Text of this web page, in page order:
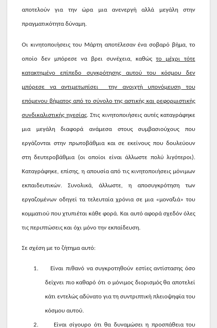
αποτελούν για την ώρα μια ανενεργή αλλά μεγάλη στην
πραγματικότητα δύναμη.
Οι κινητοποιήσεις του Μάρτη αποτέλεσαν ένα σοβαρό βήμα, το
οποίο δεν μπόρεσε να βρει συνέχεια, καθώςτο μέχρι τότε
κατακτημένο επίπεδο συγκρότησης αυτού του κόσμου δεν
μπόρεσε να αντιμετωπίσει την ανοιχτή υπονόμευση του
επόμενου βήματος από το σύνολο της αστικής και ρεφορμιστικής
συνδικαλιστικής ηγεσίας. Στις κινητοποιήσεις αυτές καταγράφηκε
μια μεγάλη διαφορά ανάμεσα στους συμβασιούχους που
εργάζονται στην πρωτοβάθμια και σε εκείνους που δουλεύουν
στη δευτεροβάθμια (οι οποίοι είναι άλλωστε πολύ λιγότεροι).
Καταγράφηκε, επίσης, η απουσία από τις κινητοποιήσεις μόνιμων
εκπαιδευτικών. Συνολικά, άλλωστε, η αποσυγκρότηση των
εργαζομένων οδηγεί τα τελευταία χρόνια σε μια «μοναξιά» του
κομματιού που χτυπιέται κάθε φορά. Και αυτό αφορά σχεδόν όλες
τις περιπτώσεις και όχι μόνο την εκπαίδευση.
Σε σχέση με το ζήτημα αυτό:
1. Είναι πιθανό να συγκροτηθούν εστίες αντίστασης όσο
δείχνει πιο καθαρό ότι ο μόνιμος διορισμός θα αποτελεί
κάτι εντελώς αδύνατο για τη συντριπτική πλειοψηφία του
κόσμου αυτού.
2. Είναι σίγουρο ότι θα δυναμώσει η προσπάθεια του